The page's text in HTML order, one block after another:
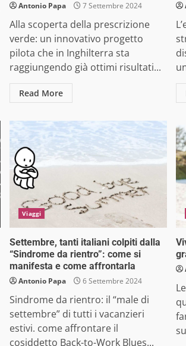
Antonio Papa 7 Settembre 2024
Alla scoperta della prescrizione
verde: un innovativo progetto
pilota che in Inghilterra sta
raggiungendo già ottimi risultati...
Read More
Viaggi
Settembre, tanti italiani colpiti dalla
“Sindrome da rientro”: come si
manifesta e come affrontarla
Antonio Papa 6 Settembre 2024
Sindrome da rientro: il “male di
settembre” di tutti i vacanzieri
estivi. come affrontare il
cosiddetto Back-to-Work Blues...